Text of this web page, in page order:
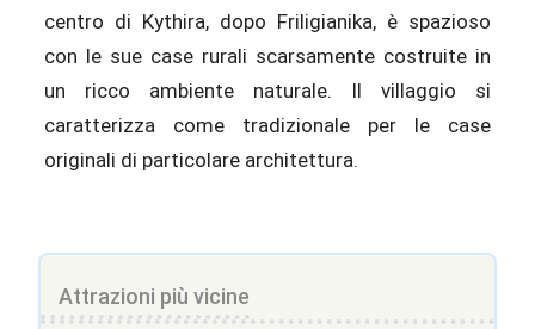
centro di Kythira, dopo Friligianika, è spazioso
con le sue case rurali scarsamente costruite in
un ricco ambiente naturale. Il villaggio si
caratterizza come tradizionale per le case
originali di particolare architettura.
Attrazioni più vicine